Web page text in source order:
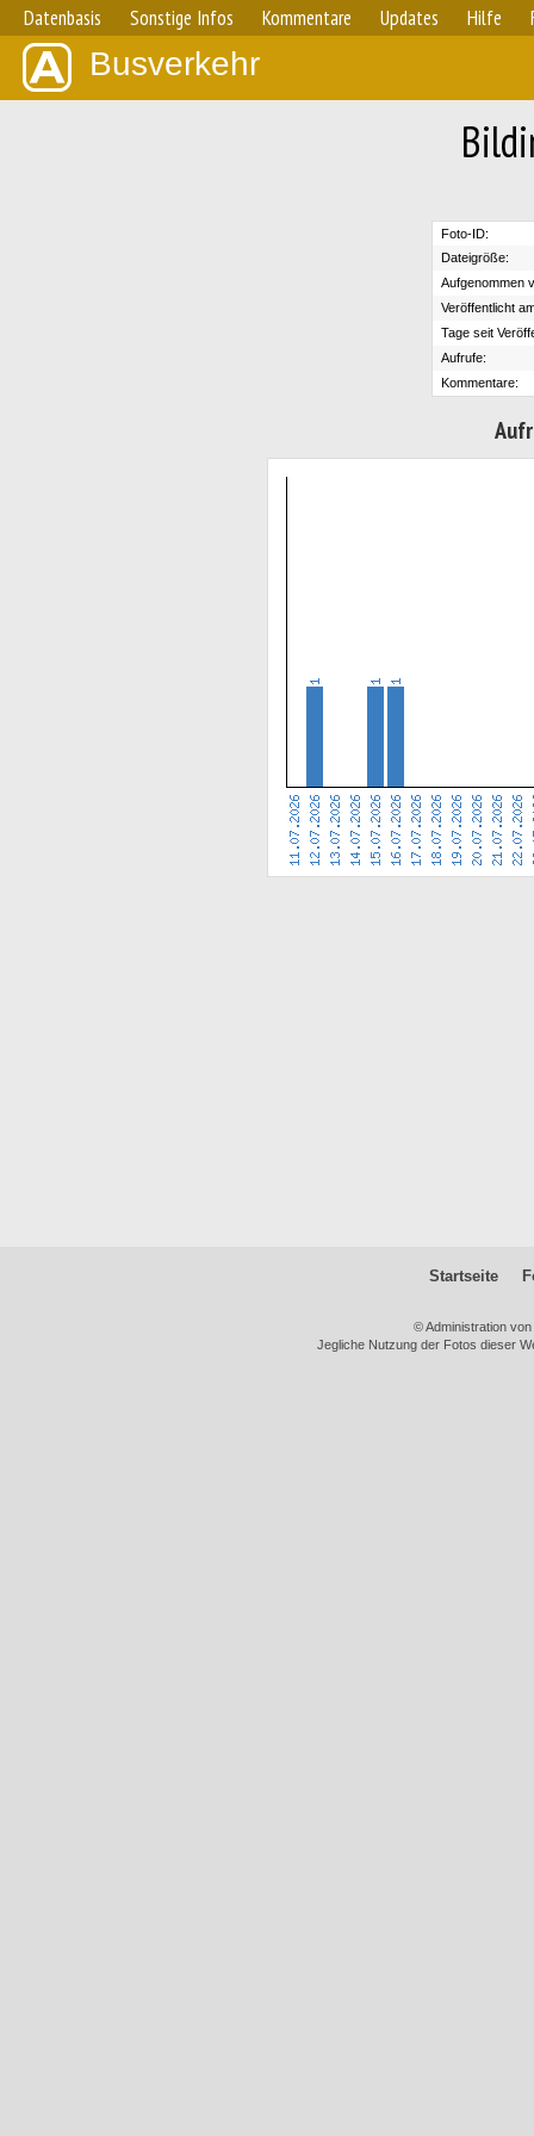
Datenbasis Sonstige Infos Kommentare Updates Hilfe
Busverkehr
Foto-ID:
Dateigröße:
Aufgenommen
Veröffentlicht
Tage seit
Aufrufe:
Kommentare:
Startseite
© Administration
Jegliche Nutzung der Fotos dieser